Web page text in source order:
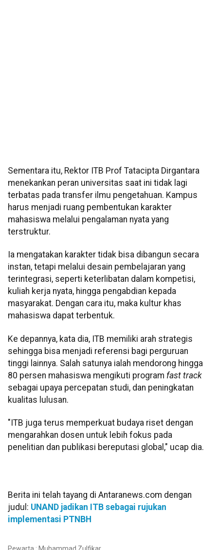
Sementara itu, Rektor ITB Prof Tatacipta Dirgantara
menekankan peran universitas saat ini tidak lagi
terbatas pada transfer ilmu pengetahuan. Kampus
harus menjadi ruang pembentukan karakter
mahasiswa melalui pengalaman nyata yang
terstruktur.
Ia mengatakan karakter tidak bisa dibangun secara
instan, tetapi melalui desain pembelajaran yang
terintegrasi, seperti keterlibatan dalam kompetisi,
kuliah kerja nyata, hingga pengabdian kepada
masyarakat. Dengan cara itu, maka kultur khas
mahasiswa dapat terbentuk.
Ke depannya, kata dia, ITB memiliki arah strategis
sehingga bisa menjadi referensi bagi perguruan
tinggi lainnya. Salah satunya ialah mendorong hingga
80 persen mahasiswa mengikuti program fast track
sebagai upaya percepatan studi, dan peningkatan
kualitas lulusan.
"ITB juga terus memperkuat budaya riset dengan
mengarahkan dosen untuk lebih fokus pada
penelitian dan publikasi bereputasi global," ucap dia.
Berita ini telah tayang di Antaranews.com dengan
judul: UNAND jadikan ITB sebagai rujukan
implementasi PTNBH